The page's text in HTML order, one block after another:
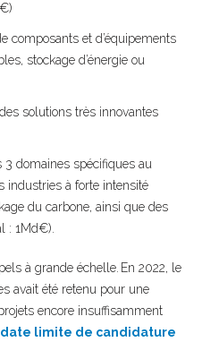
composants et d’équipements
stockage d’énergie ou
solutions très innovantes
3 domaines spécifiques au
industries à forte intensité
du carbone, ainsi que des
: 1Md€).
à grande échelle. En 2022, le
avait été retenu pour une
encore insuffisamment
date limite de candidature